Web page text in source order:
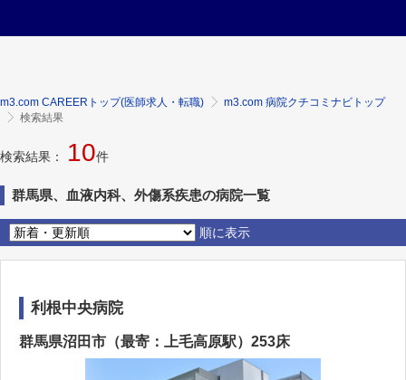
m3.com CAREERトップ(医師求人・転職)
m3.com 病院クチコミナビトップ
検索結果
検索結果： 10件
群馬県、血液内科、外傷系疾患の病院一覧
順に表示
利根中央病院
群馬県沼田市（最寄：上毛高原駅）253床